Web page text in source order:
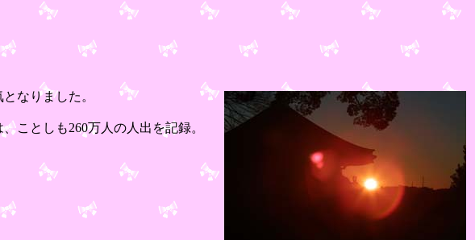
なりました。
ことしも260万人の人出を記録。